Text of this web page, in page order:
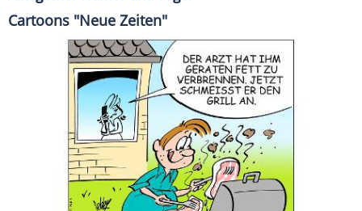
Cartoons "Neue Zeiten"